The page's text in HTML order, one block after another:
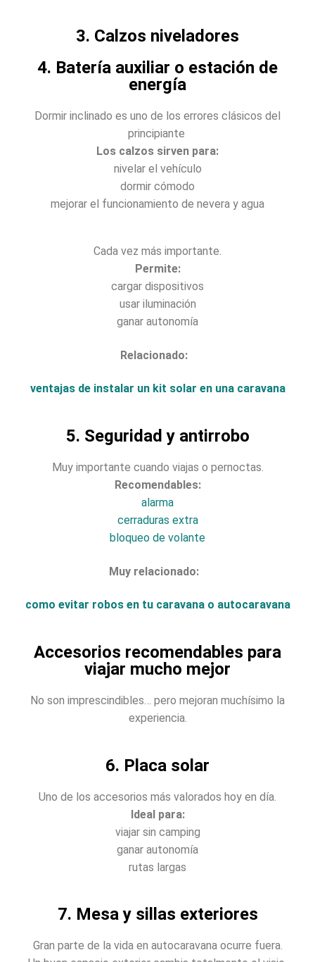
3. Calzos niveladores
4. Batería auxiliar o estación de
energía
Dormir inclinado es uno de los errores clásicos del
principiante
Los calzos sirven para:
nivelar el vehículo
dormir cómodo
mejorar el funcionamiento de nevera y agua
Cada vez más importante.
Permite:
cargar dispositivos
usar iluminación
ganar autonomía
Relacionado:
ventajas de instalar un kit solar en una caravana
5. Seguridad y antirrobo
Muy importante cuando viajas o pernoctas.
Recomendables:
alarma
cerraduras extra
bloqueo de volante
Muy relacionado:
como evitar robos en tu caravana o autocaravana
Accesorios recomendables para
viajar mucho mejor
No son imprescindibles… pero mejoran muchísimo la
experiencia.
6. Placa solar
Uno de los accesorios más valorados hoy en día.
Ideal para:
viajar sin camping
ganar autonomía
rutas largas
7. Mesa y sillas exteriores
Gran parte de la vida en autocaravana ocurre fuera.